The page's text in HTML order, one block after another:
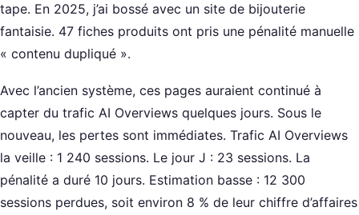
tape. En 2025, j’ai bossé avec un site de bijouterie
fantaisie. 47 fiches produits ont pris une pénalité manuelle
« contenu dupliqué ».
Avec l’ancien système, ces pages auraient continué à
capter du trafic AI Overviews quelques jours. Sous le
nouveau, les pertes sont immédiates. Trafic AI Overviews
la veille : 1 240 sessions. Le jour J : 23 sessions. La
pénalité a duré 10 jours. Estimation basse : 12 300
sessions perdues, soit environ 8 % de leur chiffre d’affaires